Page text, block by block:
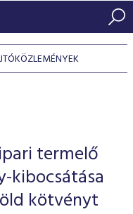
bevezetését
termelő
kibocsátása
kötvényt